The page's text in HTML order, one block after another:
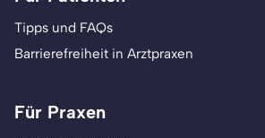
Tipps und FAQs
Barrierefreiheit in Arztpraxen
Für Praxen